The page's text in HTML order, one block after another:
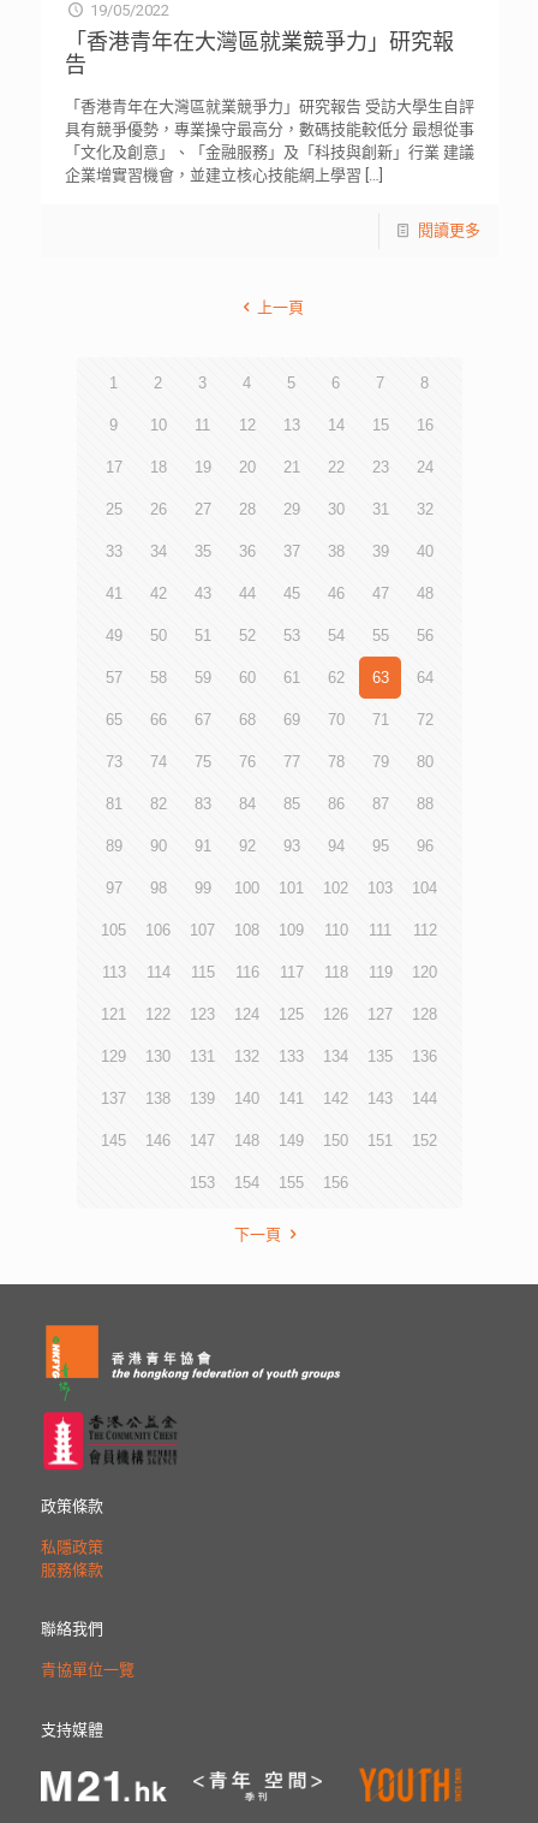
19/05/2022
「香港青年在大灣區就業競爭力」研究報
告
「香港青年在大灣區就業競爭力」研究報告 受訪大學生自評
具有競爭優勢，專業操守最高分，數碼技能較低分 最想從事
「文化及創意」、「金融服務」及「科技與創新」行業 建議
企業增實習機會，並建立核心技能網上學習 […]
閱讀更多
上一頁
1 2 3 4 5 6 7 8
9 10 11 12 13 14 15 16
17 18 19 20 21 22 23 24
25 26 27 28 29 30 31 32
33 34 35 36 37 38 39 40
41 42 43 44 45 46 47 48
49 50 51 52 53 54 55 56
57 58 59 60 61 62 63 64
65 66 67 68 69 70 71 72
73 74 75 76 77 78 79 80
81 82 83 84 85 86 87 88
89 90 91 92 93 94 95 96
97 98 99 100 101 102 103 104
105 106 107 108 109 110 111 112
113 114 115 116 117 118 119 120
121 122 123 124 125 126 127 128
129 130 131 132 133 134 135 136
137 138 139 140 141 142 143 144
145 146 147 148 149 150 151 152
153 154 155 156
下一頁
政策條款
私隱政策
服務條款
聯絡我們
青協單位一覽
支持媒體